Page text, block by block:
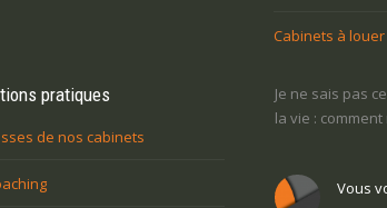
Cabinets à
pratiques
de nos cabinets
à faire et j’aimerais
prendre une
Je ne sais pas ce que je veux
la vie : comment retrouver un
Vous voulez trouver